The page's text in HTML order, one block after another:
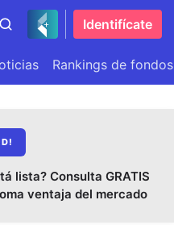
Identifícate
Rankings de fondos
lista? Consulta GRATIS
ventaja del mercado